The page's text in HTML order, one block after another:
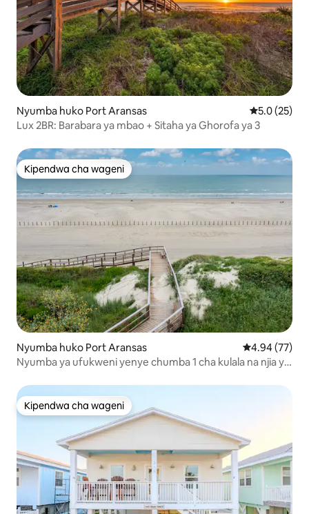
Nyumba huko Port Aransas Ukadiriaji
5.0 (25)
Lux 2BR: Barabara ya mbao + Sitaha ya Ghorofa ya 3
Kipendwa cha wageni
Kipendwa cha wageni
Nyumba huko Port Aransas Ukadiriaji wa
4.94 (77)
Nyumba ya ufukweni yenye chumba 1 cha kulala na njia ya
Kipendwa cha wageni
Kipendwa cha wageni